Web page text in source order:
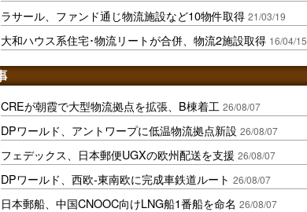
ラサール、ファンド通じ物流施設など10物件取得 21/03/19
大和ハウス系住宅･物流リートが合併、物流2施設取得 16/04/15
CREが朝霞で大型物流拠点を拡張、B棟着工 26/08/07
DPワールド、アントワープに低温物流拠点新設 26/08/07
フェデックス、日本郵便UGXの欧州配送を支援 26/08/07
DPワールド、西欧-東南欧に完成車鉄道ルート 26/08/07
日本郵船、中国CNOOC向けLNG船1番船を命名 26/08/07